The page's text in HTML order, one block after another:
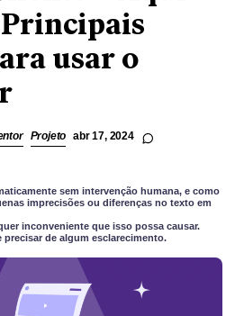
NEDERLANDS
DEUTSCH
Principais
usar o
Projeto abr 17, 2024
sem intervenção humana, e como
imprecisões ou diferenças no texto em
inconveniente que isso possa causar.
de algum esclarecimento.